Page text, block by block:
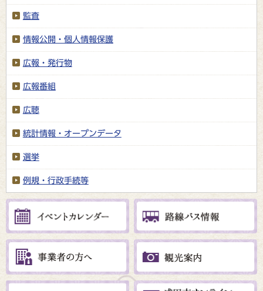
監査
情報公開・個人情報保護
広報・発行物
広報番組
広聴
統計情報・オープンデータ
選挙
例規・行政手続等